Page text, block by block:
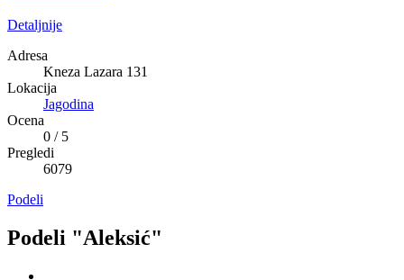
Detaljnije
Adresa
Kneza Lazara 131
Lokacija
Jagodina
Ocena
0 /5
Pregledi
6079
Podeli
Podeli "Aleksić"